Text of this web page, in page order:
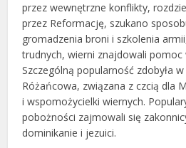
przez wewnętrzne konflikty,
przez Reformację, szukano
gromadzenia broni i szkolenia
trudnych, wierni znajdowali pomoc
Szczególną popularność zdobyła
Różańcowa, związana z czcią dla
i wspomożycielki wiernych.
pobożności zajmowali się
dominikanie i jezuici.